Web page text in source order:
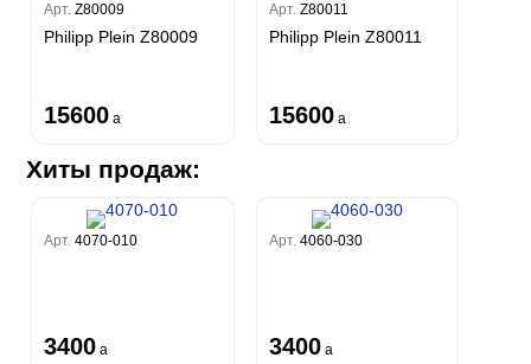
Арт.Z80009
Philipp Plein Z80009
15600 a
Арт. Z80011
Philipp Plein Z80011
15600 a
Хиты продаж:
Арт.4070-010
3400 a
Арт. 4060-030
3400 a